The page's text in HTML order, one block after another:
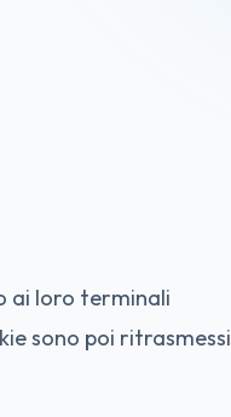
ai loro terminali
sono poi ritrasmessi